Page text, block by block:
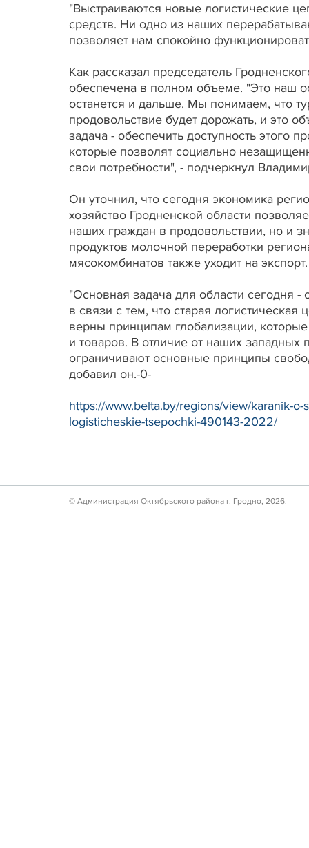
"Выстраиваются новые логистические
средств. Ни одно из наших
позволяет нам спокойно
Как рассказал председатель
обеспечена в полном объеме. "Это наш
останется и дальше. Мы понимаем, что
продовольствие будет дорожать, и это
задача - обеспечить доступность этого
которые позволят социально
свои потребности", - подчеркнул
Он уточнил, что сегодня экономика
хозяйство Гродненской области
наших граждан в продовольствии, но и
продуктов молочной переработки
мясокомбинатов также уходит на
"Основная задача для области сегодня -
в связи с тем, что старая
верны принципам глобализации,
и товаров. В отличие от наших
ограничивают основные принципы
добавил он.-0-
https://www.belta.by/regions/view/karanik-
logisticheskie-tsepochki-490143-2022/
© Администрация Октябрьского района г. Гродно, 2026.